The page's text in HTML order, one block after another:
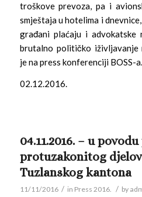
troškove prevoza, pa i
smještaja u hotelima i
građani plaćaju i advokatske
brutalno političko iživljavanje
je na press konferenciji BOSS-a.
02.12.2016.
04.11.2016. – u
protuzakonitog
Tuzlanskog kantona
11/11/2016 / in Press 2016. / by